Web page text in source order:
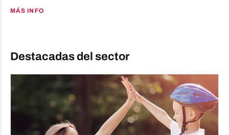
MÁS INFO
Destacadas del sector